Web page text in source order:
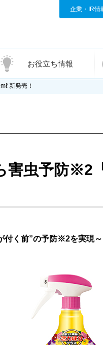
企業・IR情
お役立ち情報
新発売！
虫予防※2
付く前”の予防※2を実現～